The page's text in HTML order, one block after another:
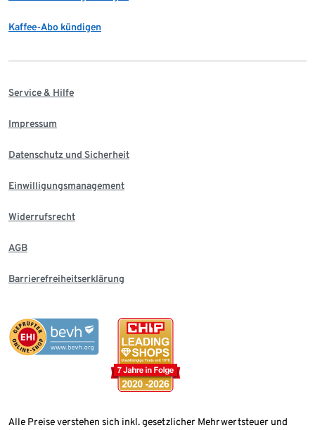
Kaffee-Abo kündigen
Service & Hilfe
Impressum
Datenschutz und Sicherheit
Einwilligungsmanagement
Widerrufsrecht
AGB
Barrierefreiheitserklärung
Alle Preise verstehen sich inkl. gesetzlicher Mehrwertsteuer und